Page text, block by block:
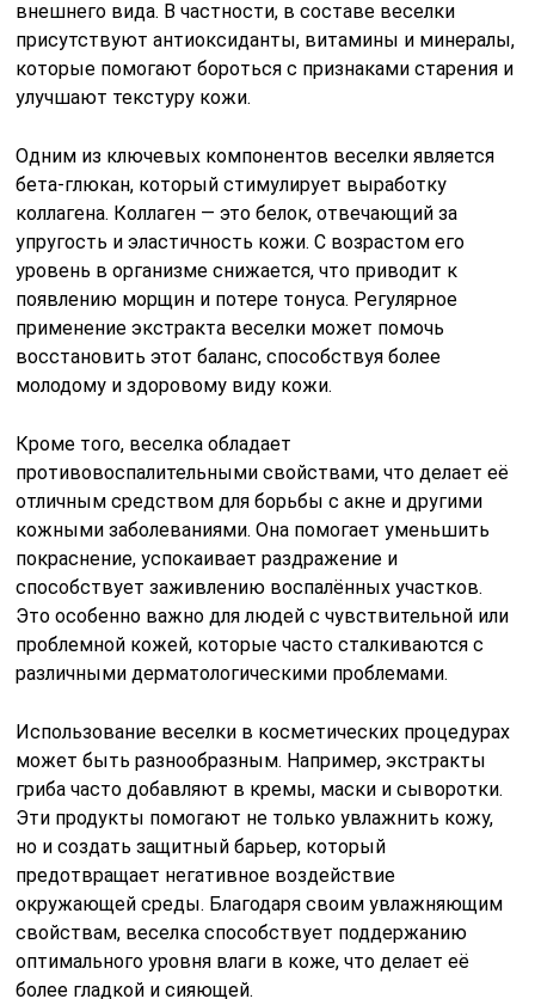
внешнего вида. В частности, в составе веселки
присутствуют антиоксиданты, витамины и минералы,
которые помогают бороться с признаками старения и
улучшают текстуру кожи.
Одним из ключевых компонентов веселки является
бета-глюкан, который стимулирует выработку
коллагена. Коллаген — это белок, отвечающий за
упругость и эластичность кожи. С возрастом его
уровень в организме снижается, что приводит к
появлению морщин и потере тонуса. Регулярное
применение экстракта веселки может помочь
восстановить этот баланс, способствуя более
молодому и здоровому виду кожи.
Кроме того, веселка обладает
противовоспалительными свойствами, что делает её
отличным средством для борьбы с акне и другими
кожными заболеваниями. Она помогает уменьшить
покраснение, успокаивает раздражение и
способствует заживлению воспалённых участков.
Это особенно важно для людей с чувствительной или
проблемной кожей, которые часто сталкиваются с
различными дерматологическими проблемами.
Использование веселки в косметических процедурах
может быть разнообразным. Например, экстракты
гриба часто добавляют в кремы, маски и сыворотки.
Эти продукты помогают не только увлажнить кожу,
но и создать защитный барьер, который
предотвращает негативное воздействие
окружающей среды. Благодаря своим увлажняющим
свойствам, веселка способствует поддержанию
оптимального уровня влаги в коже, что делает её
более гладкой и сияющей.